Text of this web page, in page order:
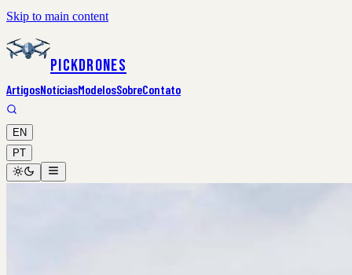
Skip to main content
PickDrones
ArtigosNotíciasModelosSobreContato
EN
PT